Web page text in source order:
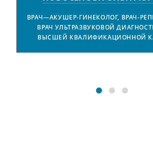
ВРАЧ—АКУШЕР-ГИНЕКОЛОГ, ВРАЧ-
ВРАЧ УЛЬТРАЗВУКОВОЙ
ВЫСШЕЙ КВАЛИФИКАЦИОННОЙ